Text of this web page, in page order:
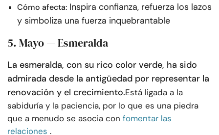
Cómo afecta: Inspira confianza, refuerza los lazos
y simboliza una fuerza inquebrantable
5. Mayo — Esmeralda
La esmeralda, con su rico color verde, ha sido
admirada desde la antigüedad por representar la
renovación y el crecimiento.Está ligada a la
sabiduría y la paciencia, por lo que es una piedra
que a menudo se asocia con fomentar las
relaciones .